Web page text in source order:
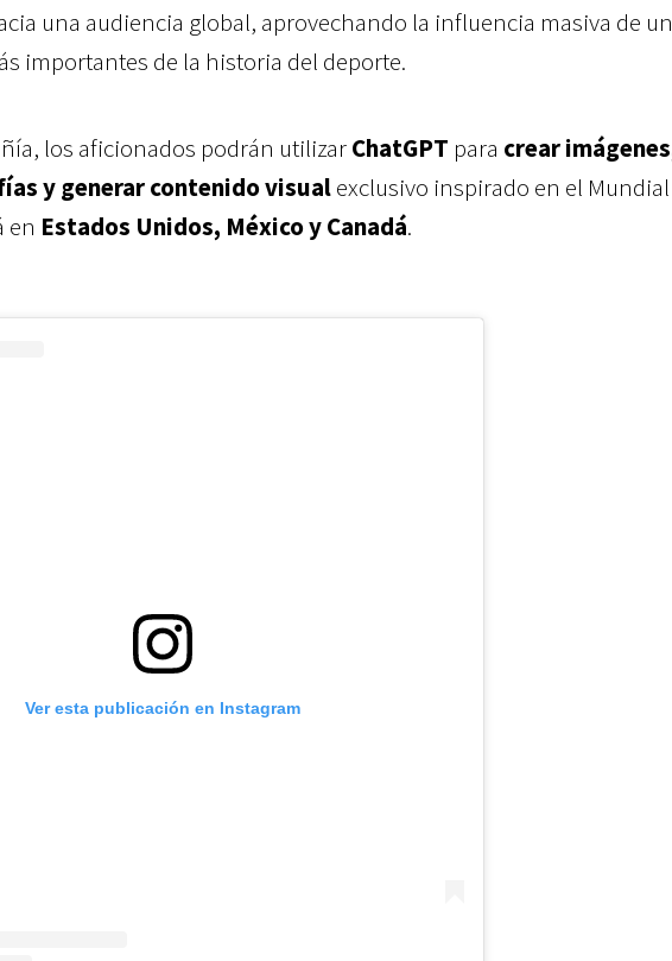
una audiencia global, aprovechando la influencia masiva de
importantes de la historia del deporte.
los aficionados podrán utilizarChatGPT para crear
y generar contenido visualexclusivo inspirado en el Mundial
en Estados Unidos, México y Canadá.
Ver esta publicación en Instagram